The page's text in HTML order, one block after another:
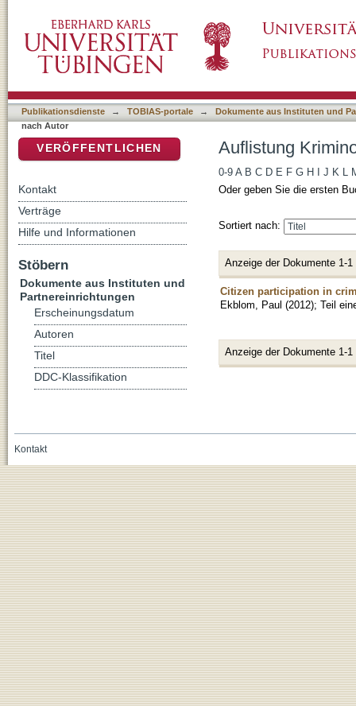
Publikationsdienste → TOBIAS-portale →
Dokumente aus Instituten und
nach Autor
Auflistung
0-9 A B C D E F G H J K L
Oder geben Sie die ersten
Sortiert nach:
Anzeige der Dokumente 1-1
Citizen participation in
Ekblom, Paul (2012); Teil
Anzeige der Dokumente 1-1
VERÖFFENTLICHEN
Kontakt
Verträge
Hilfe und Informationen
Stöbern
Dokumente aus Instituten und
Partnereinrichtungen
Erscheinungsdatum
Autoren
Titel
DDC-Klassifikation
Kontakt